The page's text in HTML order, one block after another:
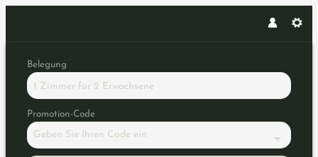
Belegung
1 Zimmer für 2 Erwachsene
Promotion-Code
Geben Sie Ihren Code ein